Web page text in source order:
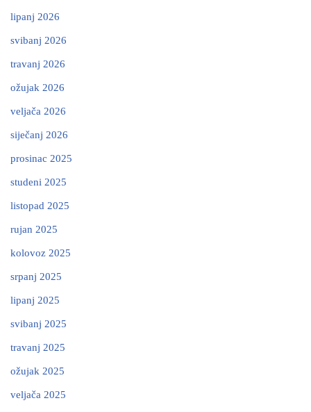
lipanj 2026
svibanj 2026
travanj 2026
ožujak 2026
veljača 2026
siječanj 2026
prosinac 2025
studeni 2025
listopad 2025
rujan 2025
kolovoz 2025
srpanj 2025
lipanj 2025
svibanj 2025
travanj 2025
ožujak 2025
veljača 2025